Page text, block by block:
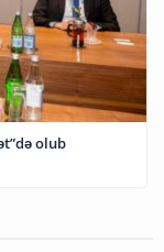
olub